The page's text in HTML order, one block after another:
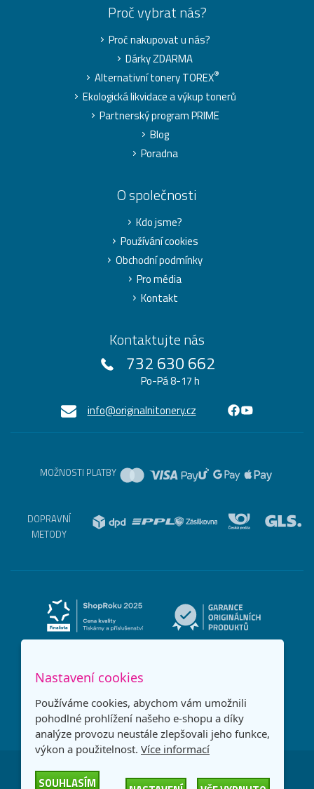
Proč vybrat nás?
Proč nakupovat u nás?
Dárky ZDARMA
Alternativní tonery TOREX®
Ekologická likvidace a výkup tonerů
Partnerský program PRIME
Blog
Poradna
O společnosti
Kdo jsme?
Používání cookies
Obchodní podmínky
Pro média
Kontakt
Kontaktujte nás
732 630 662
Po-Pá 8-17 h
info@originalnitonery.cz
MOŽNOSTI PLATBY
DOPRAVNÍ
METODY
Česká republika Slovensko
Nastavení cookies
Používáme cookies, abychom vám umožnili
pohodlné prohlížení našeho e-shopu a díky
analýze provozu neustále zlepšovali jeho funkce,
výkon a použitelnost. Více informací
SOUHLASÍM